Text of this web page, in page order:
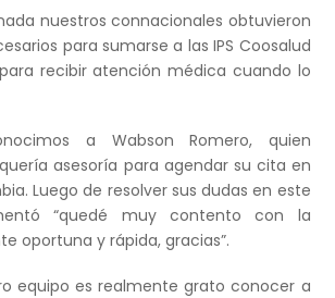
nuestros connacionales obtuvieron
para sumarse a las IPS Coosalud
recibir atención médica cuando lo
a Wabson Romero, quien
asesoría para agendar su cita en
Luego de resolver sus dudas en este
“quedé muy contento con la
oportuna y rápida, gracias”.
equipo es realmente grato conocer a